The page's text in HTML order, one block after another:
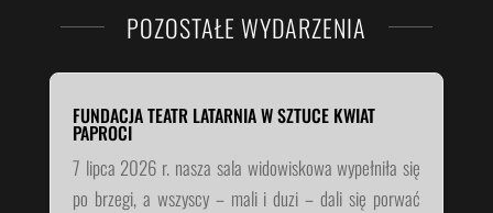
POZOSTAŁE WYDARZENIA
FUNDACJA TEATR LATARNIA W SZTUCE KWIAT
PAPROCI
7 lipca 2026 r. nasza sala widowiskowa wypełniła się
po brzegi, a wszyscy – mali i duzi – dali się porwać